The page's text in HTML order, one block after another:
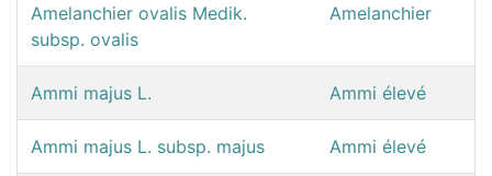
Amelanchier ovalis Medik.
subsp. ovalis
Amelanchier
Ammi majus L. Ammi élevé
Ammi majus L. subsp. majus Ammi élevé